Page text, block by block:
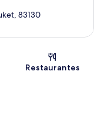
mapa
83130
Restaurantes